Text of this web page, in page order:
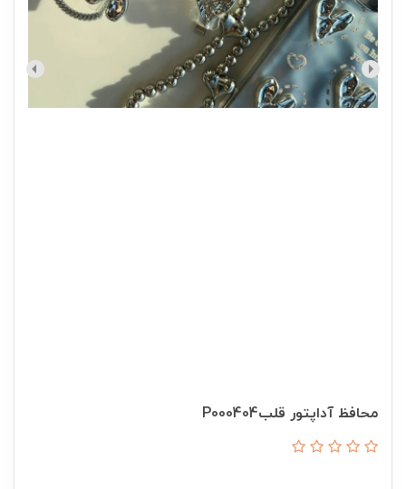
محافظ آداپتور قلبP000404